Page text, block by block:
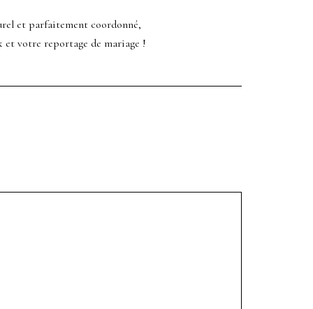
et parfaitement coordonné,
votre reportage de mariage !